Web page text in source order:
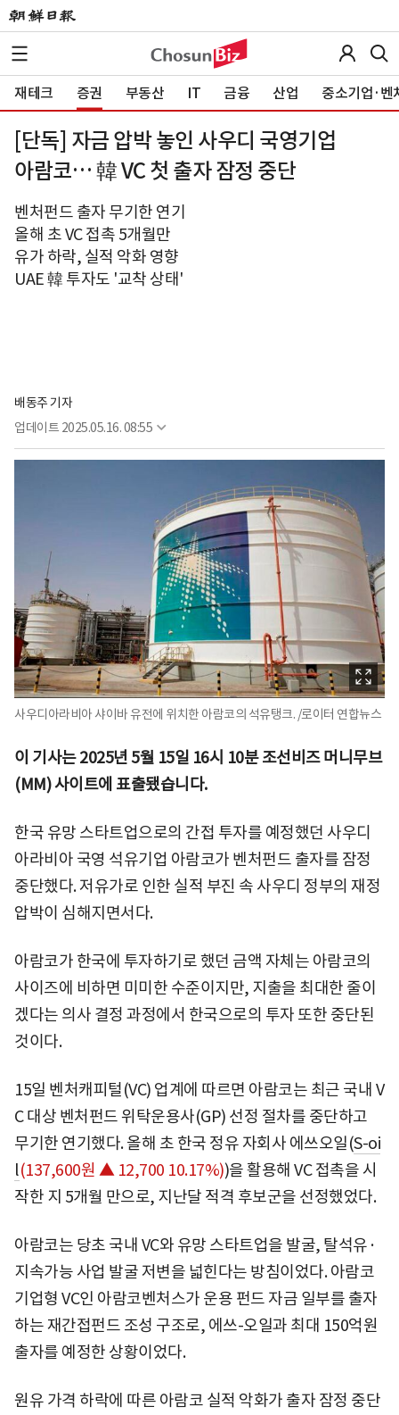
재테크 증권 부동산 IT 금융 산업 중소기업·벤
[단독] 자금 압박 놓인 사우디 국영기업
아람코… 韓 VC 첫 출자 잠정 중단
벤처펀드 출자 무기한 연기
올해 초 VC 접촉 5개월만
유가 하락, 실적 악화 영향
UAE 韓 투자도 '교착 상태'
배동주 기자
업데이트 2025.05.16. 08:55
사우디아라비아 샤이바 유전에 위치한 아람코의 석유탱크. /로이터 연합뉴스
이 기사는 2025년 5월 15일 16시 10분 조선비즈 머니무브
(MM) 사이트에 표출됐습니다.
한국 유망 스타트업으로의 간접 투자를 예정했던 사우디
아라비아 국영 석유기업 아람코가 벤처펀드 출자를 잠정
중단했다. 저유가로 인한 실적 부진 속 사우디 정부의 재정
압박이 심해지면서다.
아람코가 한국에 투자하기로 했던 금액 자체는 아람코의
사이즈에 비하면 미미한 수준이지만, 지출을 최대한 줄이
겠다는 의사 결정 과정에서 한국으로의 투자 또한 중단된
것이다.
15일 벤처캐피털(VC) 업계에 따르면 아람코는 최근 국내 V
C 대상 벤처펀드 위탁운용사(GP) 선정 절차를 중단하고
무기한 연기했다. 올해 초 한국 정유 자회사 에쓰오일(S-oi
l(137,600원 ▲ 12,700 10.17%))을 활용해 VC 접촉을 시
작한 지 5개월 만으로, 지난달 적격 후보군을 선정했었다.
아람코는 당초 국내 VC와 유망 스타트업을 발굴, 탈석유·
지속가능 사업 발굴 저변을 넓힌다는 방침이었다. 아람코
기업형 VC인 아람코벤처스가 운용 펀드 자금 일부를 출자
하는 재간접펀드 조성 구조로, 에쓰-오일과 최대 150억원
출자를 예정한 상황이었다.
원유 가격 하락에 따른 아람코 실적 악화가 출자 잠정 중단